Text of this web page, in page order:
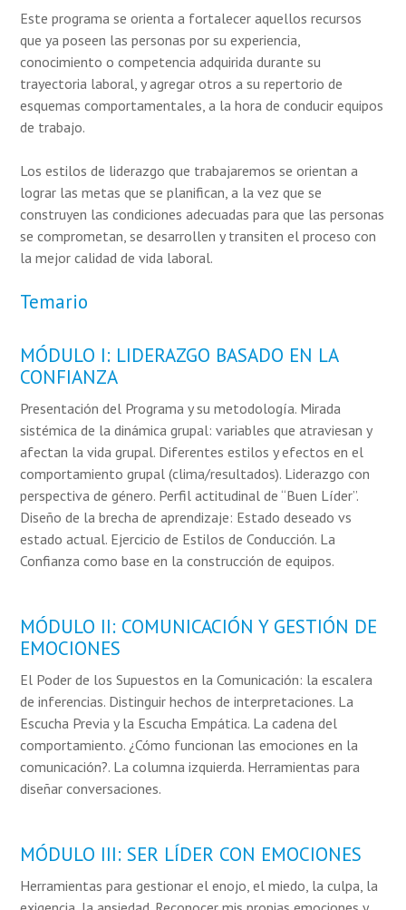
Este programa se orienta a fortalecer aquellos recursos
que ya poseen las personas por su experiencia,
conocimiento o competencia adquirida durante su
trayectoria laboral, y agregar otros a su repertorio de
esquemas comportamentales, a la hora de conducir equipos
de trabajo.
Los estilos de liderazgo que trabajaremos se orientan a
lograr las metas que se planifican, a la vez que se
construyen las condiciones adecuadas para que las personas
se comprometan, se desarrollen y transiten el proceso con
la mejor calidad de vida laboral.
Temario
MÓDULO I: LIDERAZGO BASADO EN LA
CONFIANZA
Presentación del Programa y su metodología. Mirada
sistémica de la dinámica grupal: variables que atraviesan y
afectan la vida grupal. Diferentes estilos y efectos en el
comportamiento grupal (clima/resultados). Liderazgo con
perspectiva de género. Perfil actitudinal de “Buen Líder”.
Diseño de la brecha de aprendizaje: Estado deseado vs
estado actual. Ejercicio de Estilos de Conducción. La
Confianza como base en la construcción de equipos.
MÓDULO II: COMUNICACIÓN Y GESTIÓN DE
EMOCIONES
El Poder de los Supuestos en la Comunicación: la escalera
de inferencias. Distinguir hechos de interpretaciones. La
Escucha Previa y la Escucha Empática. La cadena del
comportamiento. ¿Cómo funcionan las emociones en la
comunicación?. La columna izquierda. Herramientas para
diseñar conversaciones.
MÓDULO III: SER LÍDER CON EMOCIONES
Herramientas para gestionar el enojo, el miedo, la culpa, la